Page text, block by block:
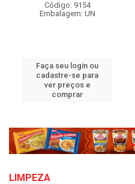
Código: 9154
Embalagem: UN
Faça seu login ou
cadastre-se para
ver preços e
comprar
LIMPEZA